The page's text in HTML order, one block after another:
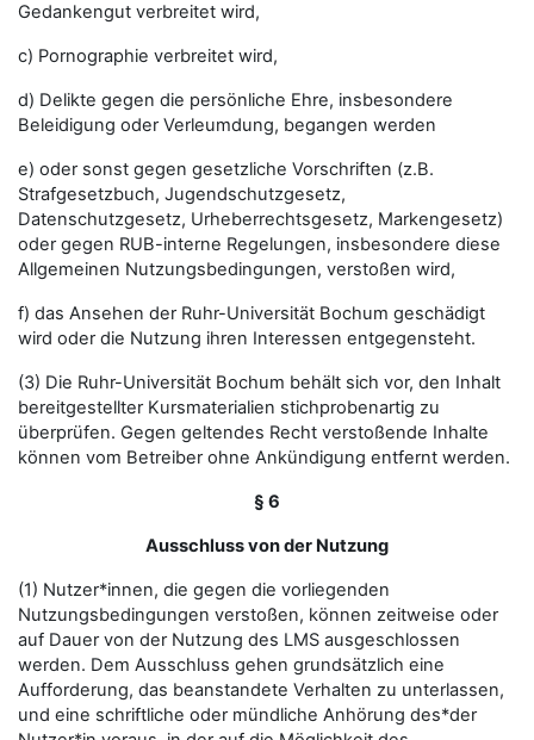
Gedankengut verbreitet wird,
c) Pornographie verbreitet wird,
d) Delikte gegen die persönliche Ehre, insbesondere
Beleidigung oder Verleumdung, begangen werden
e) oder sonst gegen gesetzliche Vorschriften (z.B.
Strafgesetzbuch, Jugendschutzgesetz,
Datenschutzgesetz, Urheberrechtsgesetz, Markengesetz)
oder gegen RUB-interne Regelungen, insbesondere diese
Allgemeinen Nutzungsbedingungen, verstoßen wird,
f) das Ansehen der Ruhr-Universität Bochum geschädigt
wird oder die Nutzung ihren Interessen entgegensteht.
(3) Die Ruhr-Universität Bochum behält sich vor, den Inhalt
bereitgestellter Kursmaterialien stichprobenartig zu
überprüfen. Gegen geltendes Recht verstoßende Inhalte
können vom Betreiber ohne Ankündigung entfernt werden.
§ 6
Ausschluss von der Nutzung
(1) Nutzer*innen, die gegen die vorliegenden
Nutzungsbedingungen verstoßen, können zeitweise oder
auf Dauer von der Nutzung des LMS ausgeschlossen
werden. Dem Ausschluss gehen grundsätzlich eine
Aufforderung, das beanstandete Verhalten zu unterlassen,
und eine schriftliche oder mündliche Anhörung des*der